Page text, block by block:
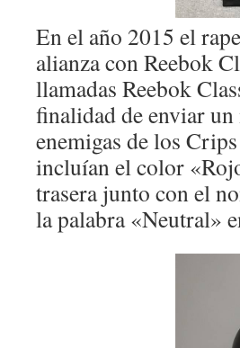
En el año 2015 el
alianza con Reebok
llamadas Reebok
finalidad de enviar un
enemigas de los
incluían el color
trasera junto con el
la palabra «Neutral»